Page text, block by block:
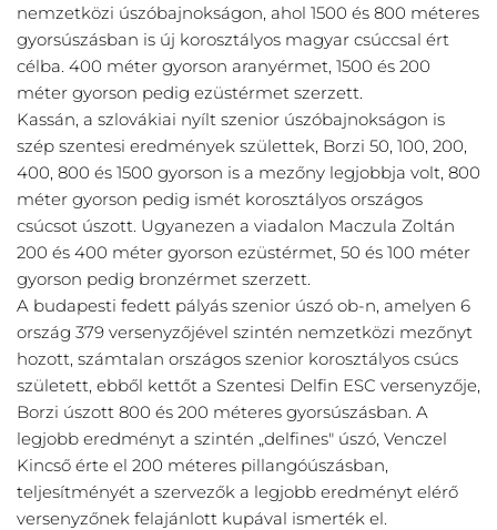
nemzetközi úszóbajnokságon, ahol 1500 és 800 méteres
gyorsúszásban is új korosztályos magyar csúccsal ért
célba. 400 méter gyorson aranyérmet, 1500 és 200
méter gyorson pedig ezüstérmet szerzett.
Kassán, a szlovákiai nyílt szenior úszóbajnokságon is
szép szentesi eredmények születtek, Borzi 50, 100, 200,
400, 800 és 1500 gyorson is a mezőny legjobbja volt, 800
méter gyorson pedig ismét korosztályos országos
csúcsot úszott. Ugyanezen a viadalon Maczula Zoltán
200 és 400 méter gyorson ezüstérmet, 50 és 100 méter
gyorson pedig bronzérmet szerzett.
A budapesti fedett pályás szenior úszó ob-n, amelyen 6
ország 379 versenyzőjével szintén nemzetközi mezőnyt
hozott, számtalan országos szenior korosztályos csúcs
született, ebből kettőt a Szentesi Delfin ESC versenyzője,
Borzi úszott 800 és 200 méteres gyorsúszásban. A
legjobb eredményt a szintén „delfines" úszó, Venczel
Kincső érte el 200 méteres pillangóúszásban,
teljesítményét a szervezők a legjobb eredményt elérő
versenyzőnek felajánlott kupával ismerték el.